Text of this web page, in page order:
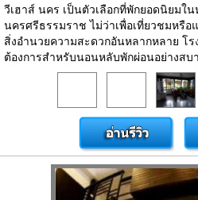
วีเฮาส์ นคร เป็นตัวเลือกที่พักยอดนิยมใ
นครศรีธรรมราช ไม่ว่าเพื่อเที่ยวชมหรื
สิ่งอำนวยความสะดวกอันหลากหลาย โ
ต้องการสำหรับนอนหลับพักผ่อนอย่างสบ